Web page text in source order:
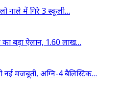
नाले में गिरे 3 स्कूली…
का बड़ा ऐलान, 1.60 लाख…
नई मजबूती, अग्नि-4 बैलिस्टिक…